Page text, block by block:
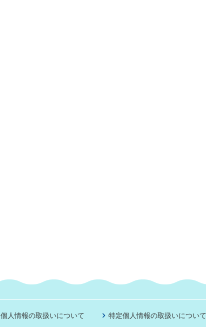
個人情報の取扱いについて 特定個人情報の取扱いについて